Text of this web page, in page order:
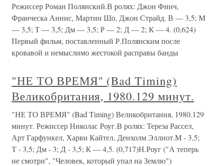
Режиссер Роман Полянский.В ролях: Джон Финч,
Франческа Аннис, Мартин Шо, Джон Страйд. В — 3,5; М
— 3,5; Т — 3,5; Дм — 3,5; Р — 2; Д — 2; К — 4. (0,624)
Первый фильм, поставленный Р.Полянским после
кровавой и немыслимо жестокой расправы банды
"НЕ ТО ВРЕМЯ" (Bad Timing)
Великобритания, 1980.129 минут.
"НЕ ТО ВРЕМЯ" (Bad Timing) Великобритания, 1980.129
минут. Режиссер Николас Роуг.В ролях: Тереза Рассел,
Арт Гарфункел, Харви Кайтел, Денхолм Эллиот.М - 3,5;
Т - 3,5; Дм - 3; Д - 3,5; К — 4,5. (0,717)Н.Роуг ("А теперь
не смотри", "Человек, который упал на Землю")